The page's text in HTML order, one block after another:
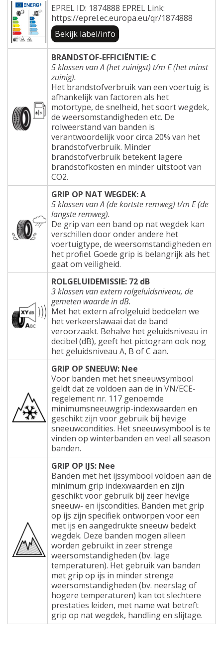
EPREL ID: 1874888 EPREL Link:
https://eprel.ec.europa.eu/qr/1874888
Bekijk label/info
BRANDSTOF-EFFICIËNTIE: C
5 klassen van A (het zuinigst) t/m E (het minst
zuinig).
Het brandstofverbruik van een voertuig is
afhankelijk van factoren als het
motortype, de snelheid, het soort wegdek,
de weersomstandigheden etc. De
rolweerstand van banden is
verantwoordelijk voor circa 20% van het
brandstofverbruik. Minder
brandstofverbruik betekent lagere
brandstofkosten en minder uitstoot van
CO2.
GRIP OP NAT WEGDEK: A
5 klassen van A (de kortste remweg) t/m E (de
langste remweg).
De grip van een band op nat wegdek kan
verschillen door onder andere het
voertuigtype, de weersomstandigheden en
het profiel. Goede grip is belangrijk als het
gaat om veiligheid.
ROLGELUIDEMISSIE: 72 dB
3 klassen van extern rolgeluidsniveau, de
gemeten waarde in dB.
Met het extern afrolgeluid bedoelen we
het verkeerslawaai dat de band
veroorzaakt. Behalve het geluidsniveau in
decibel (dB), geeft het pictogram ook nog
het geluidsniveau A, B of C aan.
GRIP OP SNEEUW: Nee
Voor banden met het sneeuwsymbool
geldt dat ze voldoen aan de in VN/ECE-
regelement nr. 117 genoemde
minimumsneeuwgrip-indexwaarden en
geschikt zijn voor gebruik bij hevige
sneeuwcondities. Het sneeuwsymbool is te
vinden op winterbanden en veel all season
banden.
GRIP OP IJS: Nee
Banden met het ijssymbool voldoen aan de
minimum grip indexwaarden en zijn
geschikt voor gebruik bij zeer hevige
sneeuw- en ijscondities. Banden met grip
op ijs zijn specifiek ontworpen voor een
met ijs en aangedrukte sneeuw bedekt
wegdek. Deze banden mogen alleen
worden gebruikt in zeer strenge
weersomstandigheden (bv. lage
temperaturen). Het gebruik van banden
met grip op ijs in minder strenge
weersomstandigheden (bv. neerslag of
hogere temperaturen) kan tot slechtere
prestaties leiden, met name wat betreft
grip op nat wegdek, handling en slijtage.